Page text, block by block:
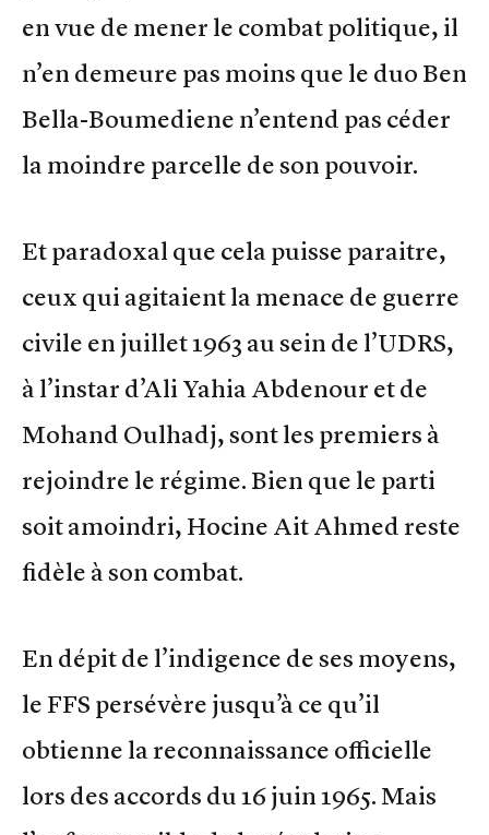
en vue de mener le combat politique, il
n’en demeure pas moins que le duo Ben
Bella-Boumediene n’entend pas céder
la moindre parcelle de son pouvoir.
Et paradoxal que cela puisse paraitre,
ceux qui agitaient la menace de guerre
civile en juillet 1963 au sein de l’UDRS,
à l’instar d’Ali Yahia Abdenour et de
Mohand Oulhadj, sont les premiers à
rejoindre le régime. Bien que le parti
soit amoindri, Hocine Ait Ahmed reste
fidèle à son combat.
En dépit de l’indigence de ses moyens,
le FFS persévère jusqu’à ce qu’il
obtienne la reconnaissance officielle
lors des accords du 16 juin 1965. Mais